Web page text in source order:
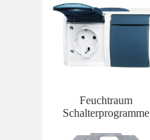
Feuchtraum
Schalterprogramme